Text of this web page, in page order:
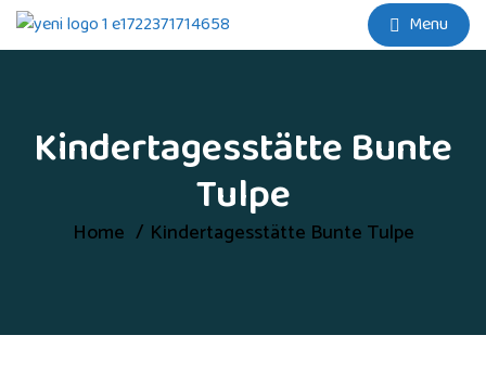
Menu
Kindertagesstätte Bunte
Tulpe
Home Kindertagesstätte Bunte Tulpe